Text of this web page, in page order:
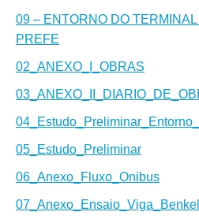
09 – ENTORNO DO
PREFE
02_ANEXO_I_OBRAS
05_Estudo_Preliminar
06_Anexo_Fluxo_Onibus